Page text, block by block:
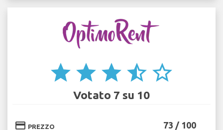
star star star star_half star_border
Votato 7 su 10
credit_card PREZZO 73 / 100